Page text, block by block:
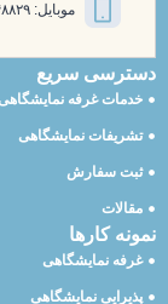
موبایل: ۰۹۱۲۱۱۴۸۸۲۹ | ۰۹۳۵۱۱۴۸۸۲۹
دسترسی سریع
خدمات غرفه نمایشگاهی
تشریفات نمایشگاهی
ثبت سفارش
مقالات
نمونه کارها
غرفه نمایشگاهی
پذیرایی نمایشگاهی